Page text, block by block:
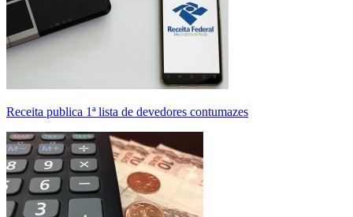
Receita publica 1ª lista de devedores contumazes